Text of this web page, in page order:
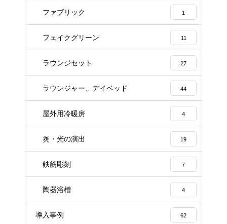
ファブリック 1
フェイクグリーン 11
ラウンジセット 27
ラウンジャー、デイベッド 44
屋外用冷暖房 4
炎・光の演出 19
鉄筋彫刻 7
陶器浴槽 4
導入事例 62